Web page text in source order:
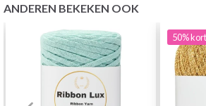
ANDEREN BEKEKEN OOK
50%